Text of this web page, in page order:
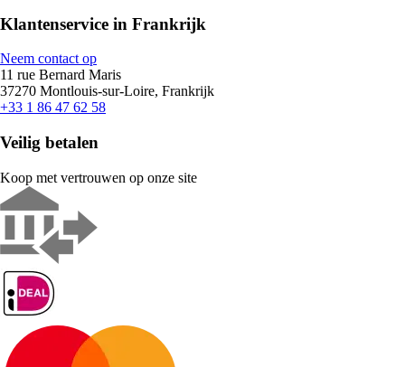
Klantenservice in Frankrijk
Neem contact op
11 rue Bernard Maris
37270 Montlouis-sur-Loire, Frankrijk
+33 1 86 47 62 58
Veilig betalen
Koop met vertrouwen op onze site